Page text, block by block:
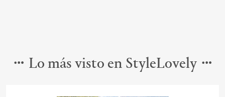
Lo más visto en StyleLovely